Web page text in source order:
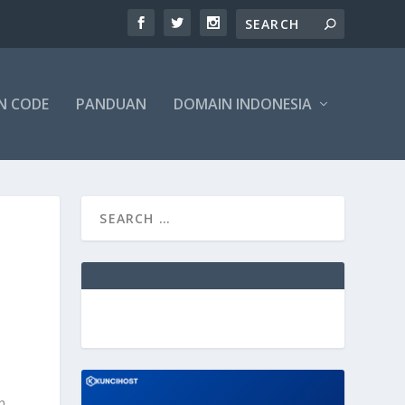
CODE PANDUAN DOMAIN INDONESIA